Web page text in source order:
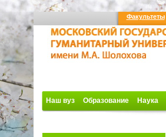
Факультеты
Наш вуз Образование Наука